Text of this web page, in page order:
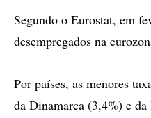
Segundo o Eurostat, em
desempregados na
Por países, as menores
da Dinamarca (3,4%) e